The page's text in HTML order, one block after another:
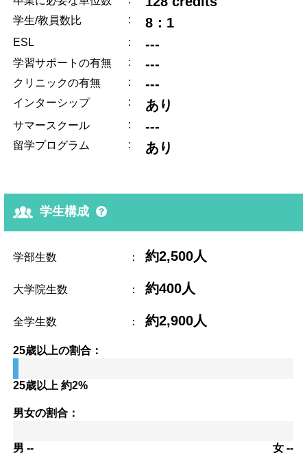
学生/教員数比 : 8：1
ESL : ---
学習サポートの有無 : ---
クリニックの有無 : ---
インターシップ : あり
サマースクール : ---
留学プログラム : あり
学生構成
学部生数 ： 約2,500人
大学院生数 ： 約400人
全学生数 ： 約2,900人
25歳以上の割合：
25歳以上 約2%
男女の割合：
男 -- 女 --